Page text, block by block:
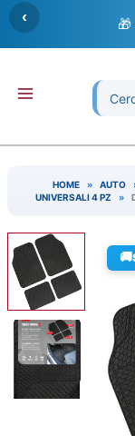
Vai
contenuto
‹
Ricerca
per:
HOME » AUTO
UNIVERSALI 4 PZ
»
🚚